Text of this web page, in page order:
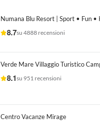
Numana Blu Resort | Sport • Fun •
8.7su 4888 recensioni
Verde Mare Villaggio Turistico
8.1su 951 recensioni
Centro Vacanze Mirage